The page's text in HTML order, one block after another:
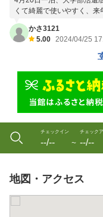
くて綺麗で使いやすく、
かさ3121
5.00 2024/04/25
チェックイン
--/-- 〜
チェック
--/--
地図・アクセス